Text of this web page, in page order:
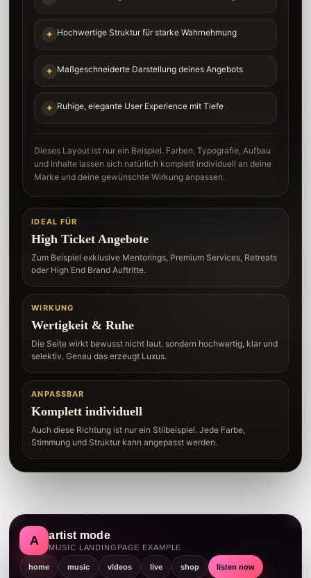
✦ Hochwertige Struktur für starke Wahrnehmung
✦ Maßgeschneiderte Darstellung deines Angebots
✦ Ruhige, elegante User Experience mit Tiefe
Dieses Layout ist nur ein Beispiel. Farben, Typografie, Aufbau
und Inhalte lassen sich natürlich komplett individuell an deine
Marke und deine gewünschte Wirkung anpassen.
IDEAL FÜR
High Ticket Angebote
Zum Beispiel exklusive Mentorings, Premium Services, Retreats
oder High End Brand Auftritte.
WIRKUNG
Wertigkeit & Ruhe
Die Seite wirkt bewusst nicht laut, sondern hochwertig, klar und
selektiv. Genau das erzeugt Luxus.
ANPASSBAR
Komplett individuell
Auch diese Richtung ist nur ein Stilbeispiel. Jede Farbe,
Stimmung und Struktur kann angepasst werden.
A artist mode
MUSIC LANDINGPAGE EXAMPLE
home music videos live shop listen now